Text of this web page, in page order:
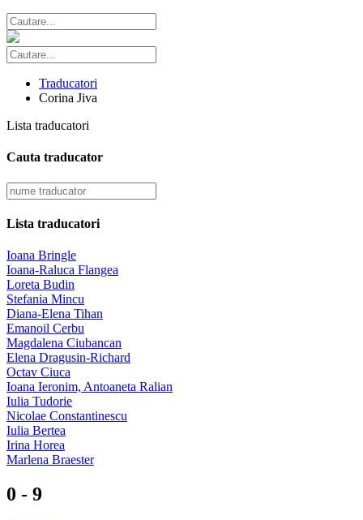
Traducatori
Corina Jiva
Lista traducatori
Cauta traducator
Lista traducatori
Ioana Bringle
Ioana-Raluca Flangea
Loreta Budin
Stefania Mincu
Diana-Elena Tihan
Emanoil Cerbu
Magdalena Ciubancan
Elena Dragusin-Richard
Octav Ciuca
Ioana Ieronim, Antoaneta Ralian
Iulia Tudorie
Nicolae Constantinescu
Iulia Bertea
Irina Horea
Marlena Braester
0 - 9